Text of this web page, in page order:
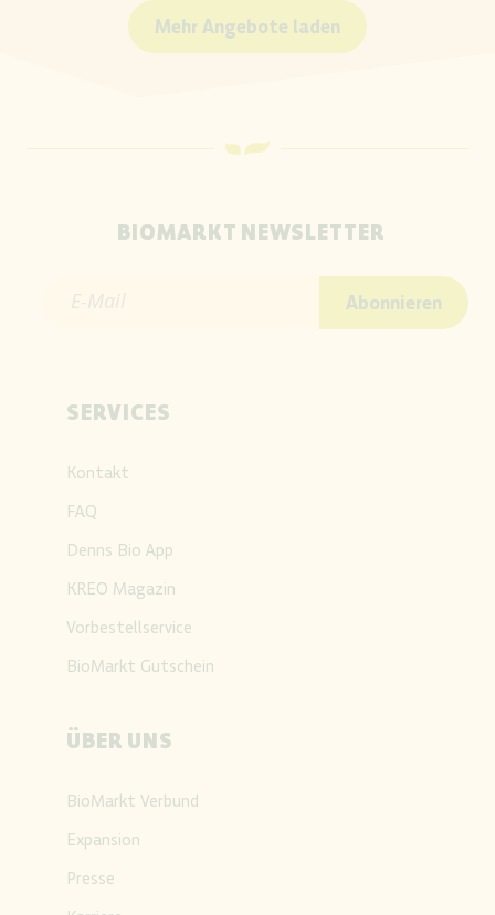
Mehr Angebote laden
BIOMARKT NEWSLETTER
Abonnieren
SERVICES
Kontakt
FAQ
Denns Bio App
KREO Magazin
Vorbestellservice
BioMarkt Gutschein
ÜBER UNS
BioMarkt Verbund
Expansion
Presse